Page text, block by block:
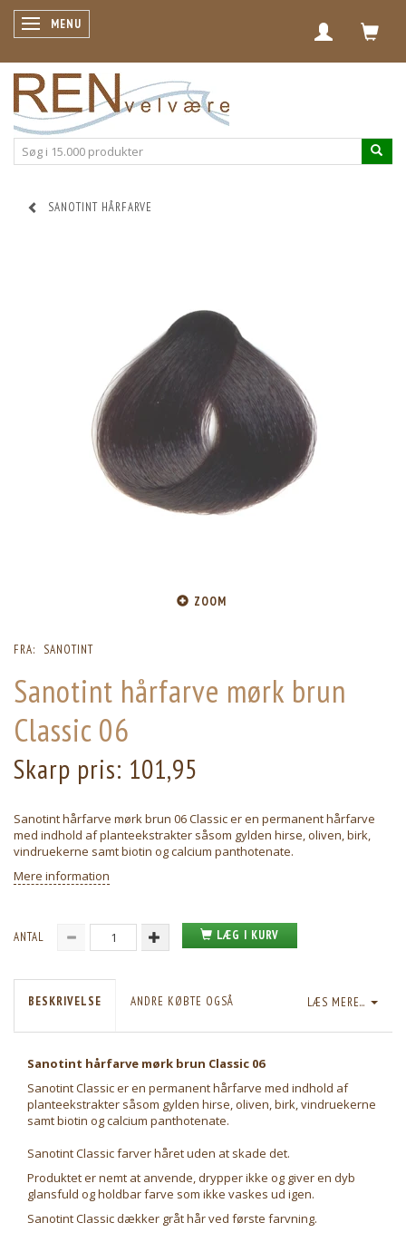
SKIFTE NAVIGATION
MENU
SANOTINT HÅRFARVE
ZOOM
FRA: SANOTINT
Sanotint hårfarve mørk brun
Classic 06
Skarp pris: 101,95
Sanotint hårfarve mørk brun 06 Classic er en permanent hårfarve
med indhold af planteekstrakter såsom gylden hirse, oliven, birk,
vindruekerne samt biotin og calcium panthotenate.
Mere information
ANTAL LÆG I KURV
LÆS MERE...
BESKRIVELSE ANDRE KØBTE OGSÅ
Sanotint hårfarve mørk brun Classic 06
Sanotint Classic er en permanent hårfarve med indhold af
planteekstrakter såsom gylden hirse, oliven, birk, vindruekerne
samt biotin og calcium panthotenate.
Sanotint Classic farver håret uden at skade det.
Produktet er nemt at anvende, drypper ikke og giver en dyb
glansfuld og holdbar farve som ikke vaskes ud igen.
Sanotint Classic dækker gråt hår ved første farvning.